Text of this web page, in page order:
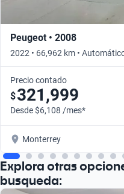
Peugeot • 2008
2022 • 66,962 km •
Precio contado
$321,999
Desde $6,108 /mes*
Monterrey
Explora otras
busqueda: